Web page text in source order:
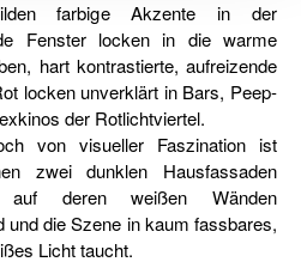
farbige Akzente in der
Fenster locken in die warme
hart kontrastierte, aufreizende
locken unverklärt in Bars, Peep-
der Rotlichtviertel.
von visueller Faszination ist
zwei dunklen Hausfassaden
auf deren weißen Wänden
die Szene in kaum fassbares,
Licht taucht.